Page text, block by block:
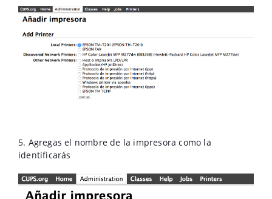
5. Agregas el nombre de la impresora como la
identificarás